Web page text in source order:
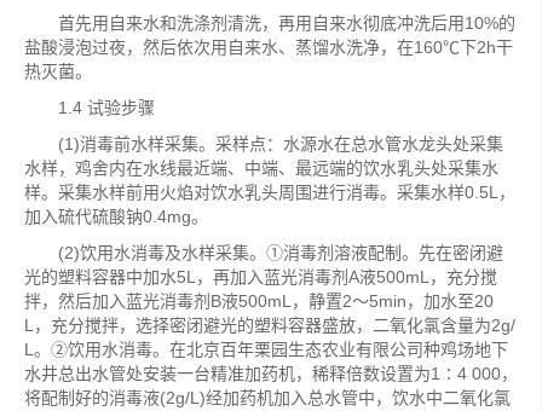
首先用自来水和洗涤剂清洗，再用自来水彻底冲洗后用10%的
盐酸浸泡过夜，然后依次用自来水、蒸馏水洗净，在160℃下2h干
热灭菌。
1.4 试验步骤
(1)消毒前水样采集。采样点：水源水在总水管水龙头处采集
水样，鸡舍内在水线最近端、中端、最远端的饮水乳头处采集水
样。采集水样前用火焰对饮水乳头周围进行消毒。采集水样0.5L，
加入硫代硫酸钠0.4mg。
(2)饮用水消毒及水样采集。①消毒剂溶液配制。先在密闭避
光的塑料容器中加水5L，再加入蓝光消毒剂A液500mL，充分搅
拌，然后加入蓝光消毒剂B液500mL，静置2～5min，加水至20
L，充分搅拌，选择密闭避光的塑料容器盛放，二氧化氯含量为2g/
L。②饮用水消毒。在北京百年栗园生态农业有限公司种鸡场地下
水井总出水管处安装一台精准加药机，稀释倍数设置为1∶4 000，
将配制好的消毒液(2g/L)经加药机加入总水管中，饮水中二氧化氯